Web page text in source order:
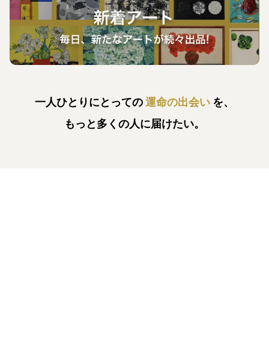
一人ひとりにとっての運命の出会い を、
もっと多くの人に届けたい。